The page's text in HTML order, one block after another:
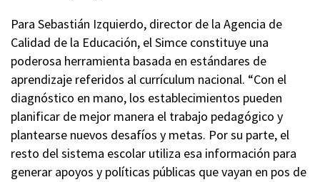
Para Sebastián Izquierdo, director de la Agencia de
Calidad de la Educación, el Simce constituye una
poderosa herramienta basada en estándares de
aprendizaje referidos al currículum nacional. “Con el
diagnóstico en mano, los establecimientos pueden
planificar de mejor manera el trabajo pedagógico y
plantearse nuevos desafíos y metas. Por su parte, el
resto del sistema escolar utiliza esa información para
generar apoyos y políticas públicas que vayan en pos de